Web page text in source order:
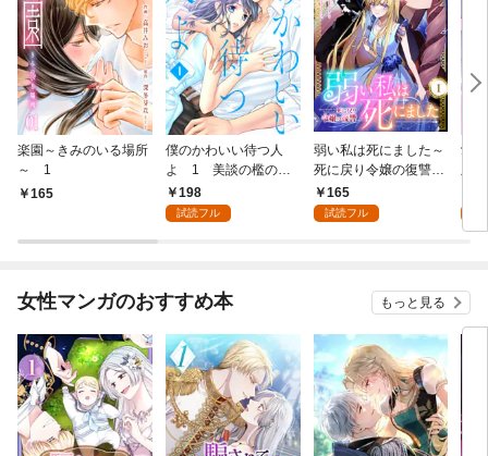
楽園～きみのいる場所
～ 1
165
僕のかわいい待つ人
よ 1 美談の檻のな
か198
試読フル
弱い私は死にました～
死に戻り令嬢の復讐
～ 1
165
試読フル
愛
版
女性マンガのおすすめ本 もっと見る